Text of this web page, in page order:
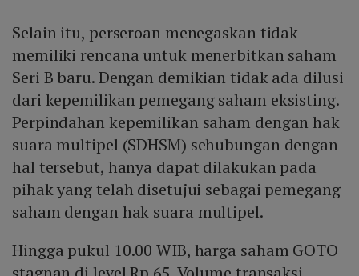
Selain itu, perseroan menegaskan tidak
memiliki rencana untuk menerbitkan saham
Seri B baru. Dengan demikian tidak ada dilusi
dari kepemilikan pemegang saham eksisting.
Perpindahan kepemilikan saham dengan hak
suara multipel (SDHSM) sehubungan dengan
hal tersebut, hanya dapat dilakukan pada
pihak yang telah disetujui sebagai pemegang
saham dengan hak suara multipel.
Hingga pukul 10.00 WIB, harga saham GOTO